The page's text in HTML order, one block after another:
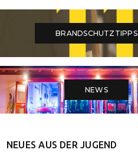
BRANDSCHUTZTIPPS
NEWS
NEUES AUS DER JUGEND